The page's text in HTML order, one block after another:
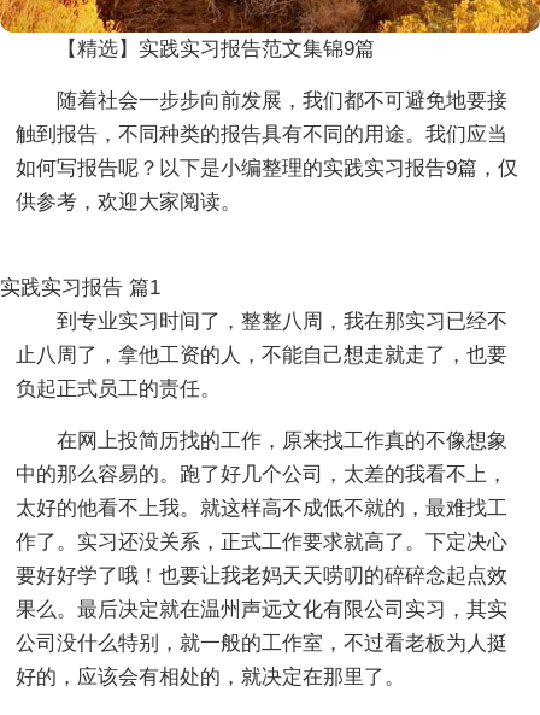
【精选】实践实习报告范文集锦9篇
随着社会一步步向前发展，我们都不可避免地要接
触到报告，不同种类的报告具有不同的用途。我们应当
如何写报告呢？以下是小编整理的实践实习报告9篇，仅
供参考，欢迎大家阅读。
实践实习报告 篇1
到专业实习时间了，整整八周，我在那实习已经不
止八周了，拿他工资的人，不能自己想走就走了，也要
负起正式员工的责任。
在网上投简历找的工作，原来找工作真的不像想象
中的那么容易的。跑了好几个公司，太差的我看不上，
太好的他看不上我。就这样高不成低不就的，最难找工
作了。实习还没关系，正式工作要求就高了。下定决心
要好好学了哦！也要让我老妈天天唠叨的碎碎念起点效
果么。最后决定就在温州声远文化有限公司实习，其实
公司没什么特别，就一般的工作室，不过看老板为人挺
好的，应该会有相处的，就决定在那里了。